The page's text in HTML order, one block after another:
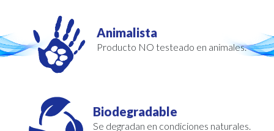
Animalista
Producto NO testeado en animales.
Biodegradable
Se degradan en condiciones naturales.